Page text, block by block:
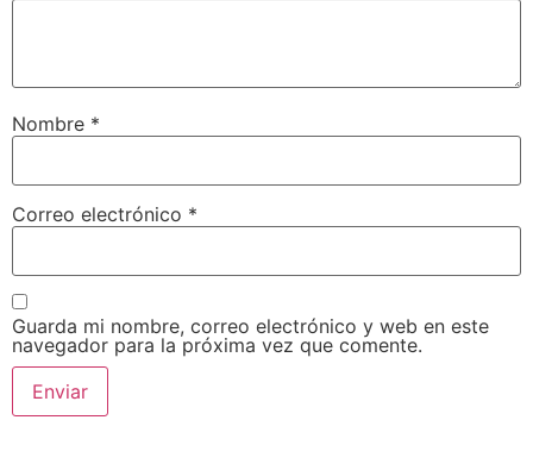
Nombre *
Correo electrónico *
Guarda mi nombre, correo electrónico y web en este
navegador para la próxima vez que comente.